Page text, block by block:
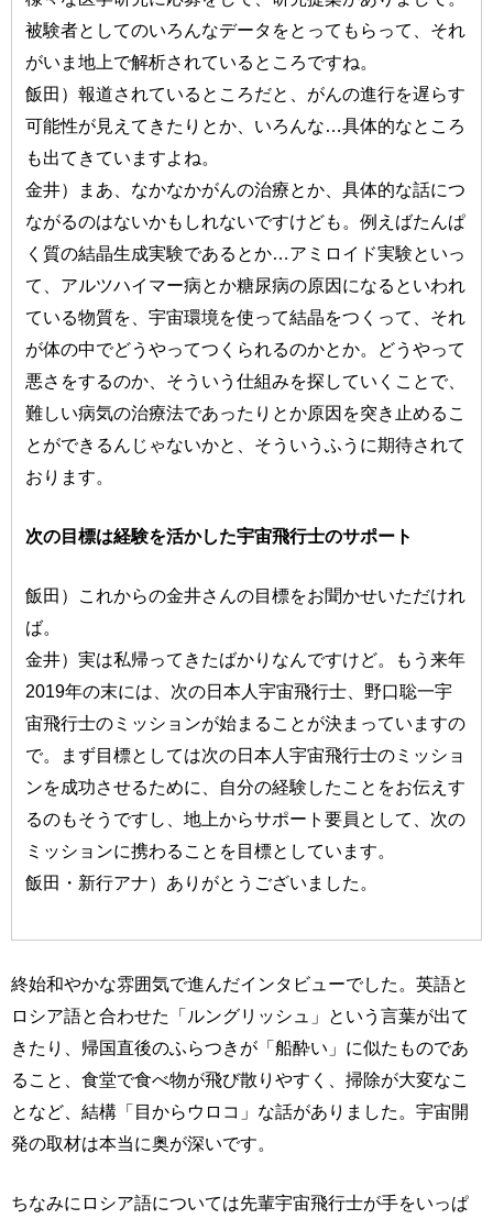
被験者としてのいろんなデータをとってもらって、それ
がいま地上で解析されているところですね。
飯田）報道されているところだと、がんの進行を遅らす
可能性が見えてきたりとか、いろんな…具体的なところ
も出てきていますよね。
金井）まあ、なかなかがんの治療とか、具体的な話につ
ながるのはないかもしれないですけども。例えばたんぱ
く質の結晶生成実験であるとか…アミロイド実験といっ
て、アルツハイマー病とか糖尿病の原因になるといわれ
ている物質を、宇宙環境を使って結晶をつくって、それ
が体の中でどうやってつくられるのかとか。どうやって
悪さをするのか、そういう仕組みを探していくことで、
難しい病気の治療法であったりとか原因を突き止めるこ
とができるんじゃないかと、そういうふうに期待されて
おります。
次の目標は経験を活かした宇宙飛行士のサポート
飯田）これからの金井さんの目標をお聞かせいただけれ
ば。
金井）実は私帰ってきたばかりなんですけど。もう来年
2019年の末には、次の日本人宇宙飛行士、野口聡一宇
宙飛行士のミッションが始まることが決まっていますの
で。まず目標としては次の日本人宇宙飛行士のミッショ
ンを成功させるために、自分の経験したことをお伝えす
るのもそうですし、地上からサポート要員として、次の
ミッションに携わることを目標としています。
飯田・新行アナ）ありがとうございました。
終始和やかな雰囲気で進んだインタビューでした。英語と
ロシア語と合わせた「ルングリッシュ」という言葉が出て
きたり、帰国直後のふらつきが「船酔い」に似たものであ
ること、食堂で食べ物が飛び散りやすく、掃除が大変なこ
となど、結構「目からウロコ」な話がありました。宇宙開
発の取材は本当に奥が深いです。
ちなみにロシア語については先輩宇宙飛行士が手をいっぱ